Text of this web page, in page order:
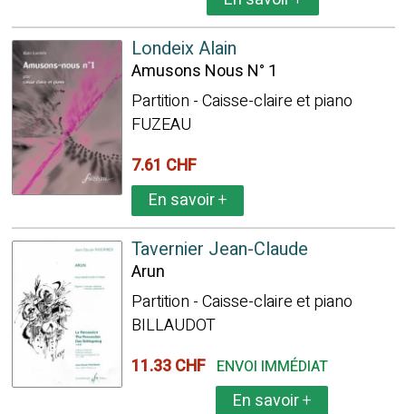
Londeix Alain
Amusons Nous N° 1
Partition - Caisse-claire et piano
FUZEAU
7.61 CHF
En savoir+
Tavernier Jean-Claude
Arun
Partition - Caisse-claire et piano
BILLAUDOT
11.33 CHF ENVOI IMMÉDIAT
En savoir+